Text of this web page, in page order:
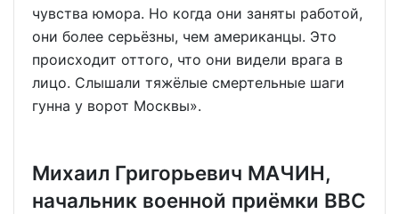
чувства юмора. Но когда они заняты работой,
они более серьёзны, чем американцы. Это
происходит оттого, что они видели врага в
лицо. Слышали тяжёлые смертельные шаги
гунна у ворот Москвы».
Михаил Григорьевич МАЧИН,
начальник военной приёмки ВВС